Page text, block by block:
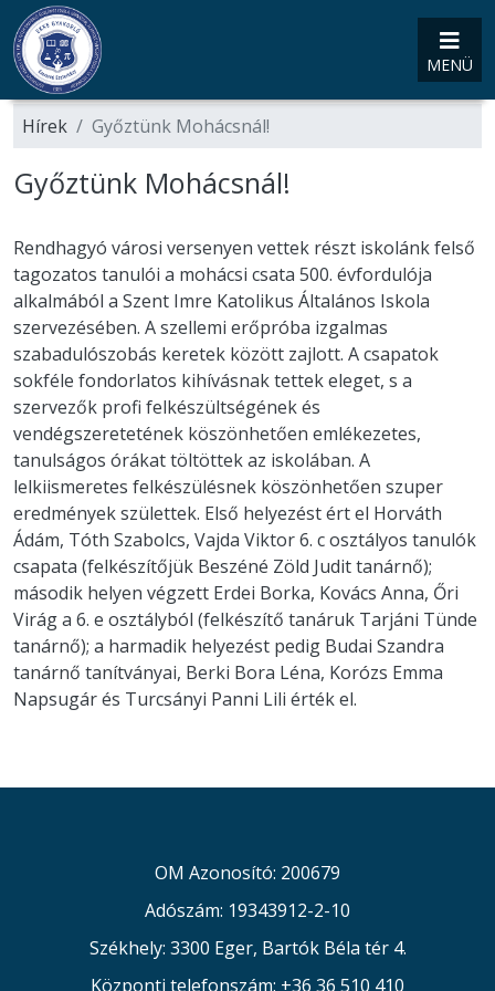
MENÜ
Hírek Győztünk Mohácsnál!
Győztünk Mohácsnál!
Rendhagyó városi versenyen vettek részt iskolánk felső
tagozatos tanulói a mohácsi csata 500. évfordulója
alkalmából a Szent Imre Katolikus Általános Iskola
szervezésében. A szellemi erőpróba izgalmas
szabadulószobás keretek között zajlott. A csapatok
sokféle fondorlatos kihívásnak tettek eleget, s a
szervezők profi felkészültségének és
vendégszeretetének köszönhetően emlékezetes,
tanulságos órákat töltöttek az iskolában. A
lelkiismeretes felkészülésnek köszönhetően szuper
eredmények születtek. Első helyezést ért el Horváth
Ádám, Tóth Szabolcs, Vajda Viktor 6. c osztályos tanulók
csapata (felkészítőjük Beszéné Zöld Judit tanárnő);
második helyen végzett Erdei Borka, Kovács Anna, Őri
Virág a 6. e osztályból (felkészítő tanáruk Tarjáni Tünde
tanárnő); a harmadik helyezést pedig Budai Szandra
tanárnő tanítványai, Berki Bora Léna, Korózs Emma
Napsugár és Turcsányi Panni Lili érték el.
OM Azonosító: 200679
Adószám: 19343912-2-10
Székhely: 3300 Eger, Bartók Béla tér 4.
Központi telefonszám: +36 36 510 410